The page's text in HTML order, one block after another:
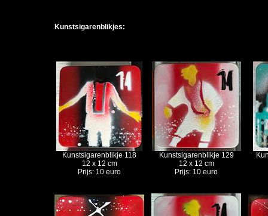
Kunstsigarenblikjes:
Kunstsigarenblikje 118
12 x 12 cm
Prijs: 10 euro
Kunstsigarenblikje 129
12 x 12 cm
Prijs: 10 euro